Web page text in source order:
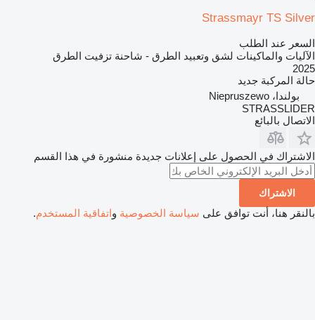
Strassmayr TS Silver
السعر عند الطلب
الآليات والماكينات لشق وتعبيد الطرق - شاحنة تزفيت الطرق
2025
حالة المركبة جديد
بولندا، Niepruszewo
STRASSLIDER
الاتصال بالبائع
الاشتراك في الحصول على إعلانات جديدة منشورة في هذا القسم
الاشتراك
بالنقر هنا، أنت توافق على سياسة الخصوصية واتفاقية المستخدم.